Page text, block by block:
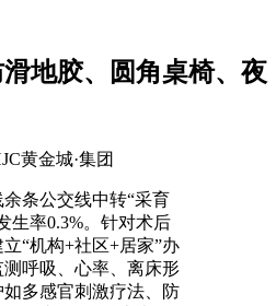
地胶、圆角桌椅、夜
黄金城·集团
条公交线中转“采育
生率0.3%。针对术后
“机构+社区+居家”办
呼吸、心率、离床形
多感官刺激疗法、防